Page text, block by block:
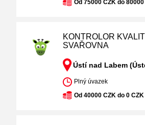
Od 75000 CZK do
KONTROLOR
SVAŘOVNA
Ústí nad Labem
Plný úvazek
Od 40000 CZK do 0 CZK